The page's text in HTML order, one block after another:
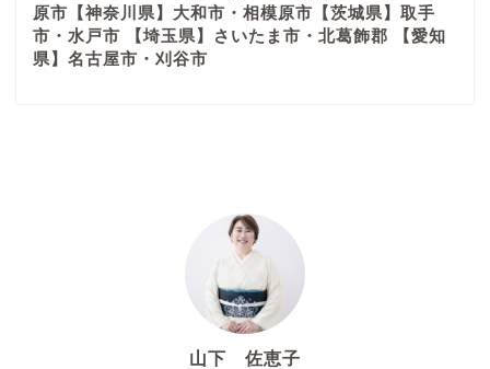
原市【神奈川県】大和市・相模原市【茨城県】取手
市・水戸市 【埼玉県】さいたま市・北葛飾郡 【愛知
県】名古屋市・刈谷市
山下 佐恵子